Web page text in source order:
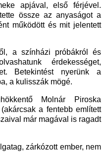
apjával, első férjével.
össze az anyaságot a
működött és mit jelentett
a színházi próbákról és
érdekességet,
Betekintést nyerünk a
a kulisszák mögé.
Molnár Piroska
a fentebb említett
már magával is ragadt
zárkózott ember, nem